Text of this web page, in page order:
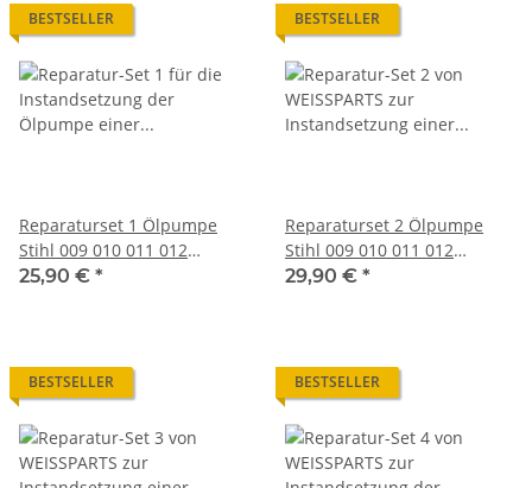
BESTSELLER
Reparaturset 1 Ölpumpe
Stihl 009 010 011 012
Dichtung Ersatz Membran
25,90 € *
BESTSELLER
Reparaturset 2 Ölpumpe
Stihl 009 010 011 012
Membran Dichtung Filter
29,90 € *
BESTSELLER BESTSELLER